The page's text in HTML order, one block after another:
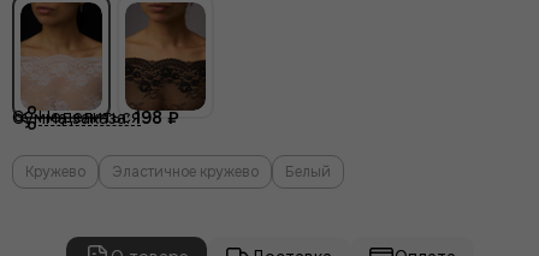
Сумма заказа:198 ₽
Поделиться
Кружево Эластичное кружево Белый